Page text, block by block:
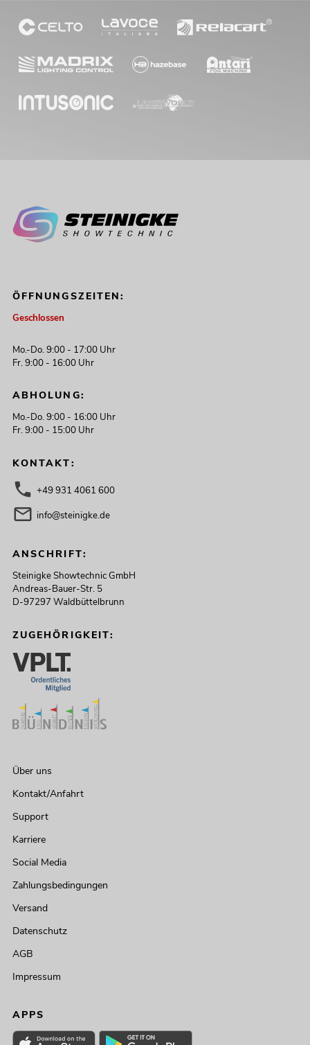
ÖFFNUNGSZEITEN:
Geschlossen
Mo.-Do. 9:00 - 17:00 Uhr
Fr. 9:00 - 16:00 Uhr
ABHOLUNG:
Mo.-Do. 9:00 - 16:00 Uhr
Fr. 9:00 - 15:00 Uhr
KONTAKT:
+49 931 4061 600
info@steinigke.de
ANSCHRIFT:
Steinigke Showtechnic GmbH
Andreas-Bauer-Str. 5
D-97297 Waldbüttelbrunn
ZUGEHÖRIGKEIT:
Über uns
Kontakt/Anfahrt
Support
Karriere
Social Media
Zahlungsbedingungen
Versand
Datenschutz
AGB
Impressum
APPS